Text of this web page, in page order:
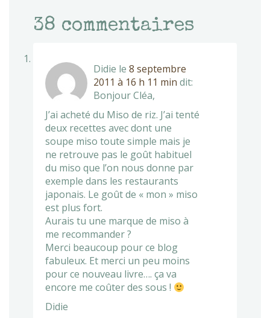
38 commentaires
Didie le 8 septembre
2011 à 16 h 11 min dit:
Bonjour Cléa,
J’ai acheté du Miso de riz. J’ai tenté
deux recettes avec dont une
soupe miso toute simple mais je
ne retrouve pas le goût habituel
du miso que l’on nous donne par
exemple dans les restaurants
japonais. Le goût de « mon » miso
est plus fort.
Aurais tu une marque de miso à
me recommander ?
Merci beaucoup pour ce blog
fabuleux. Et merci un peu moins
pour ce nouveau livre…. ça va
encore me coûter des sous !
Didie